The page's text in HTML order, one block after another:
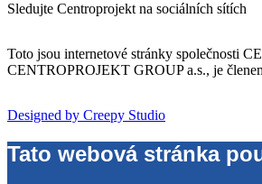
Sledujte Centroprojekt na sociálních sítích
Toto jsou internetové stránky společnosti
CENTROPROJEKT GROUP a.s., je
Designed by Creepy Studio
Tato webová stránka